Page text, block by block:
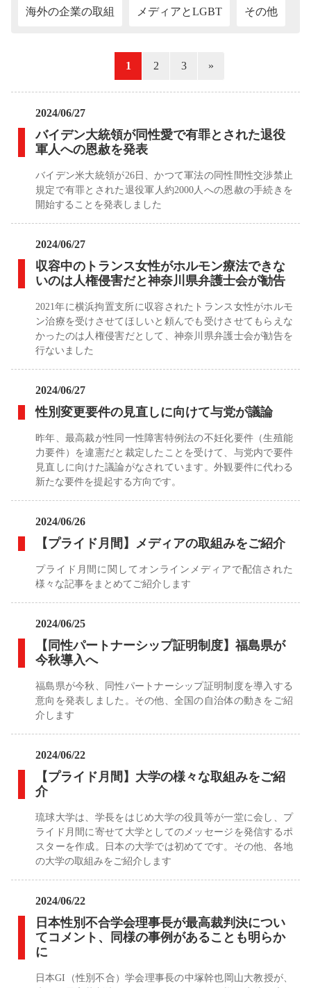
海外の企業の取組 メディアとLGBT その他
1 2 3 »
2024/06/27
バイデン大統領が同性愛で有罪とされた退役
軍人への恩赦を発表
バイデン米大統領が26日、かつて軍法の同性間性交渉禁止
規定で有罪とされた退役軍人約2000人への恩赦の手続きを
開始することを発表しました
2024/06/27
収容中のトランス女性がホルモン療法できな
いのは人権侵害だと神奈川県弁護士会が勧告
2021年に横浜拘置支所に収容されたトランス女性がホルモ
ン治療を受けさせてほしいと頼んでも受けさせてもらえな
かったのは人権侵害だとして、神奈川県弁護士会が勧告を
行ないました
2024/06/27
性別変更要件の見直しに向けて与党が議論
昨年、最高裁が性同一性障害特例法の不妊化要件（生殖能
力要件）を違憲だと裁定したことを受けて、与党内で要件
見直しに向けた議論がなされています。外観要件に代わる
新たな要件を提起する方向です。
2024/06/26
【プライド月間】メディアの取組みをご紹介
プライド月間に関してオンラインメディアで配信された
様々な記事をまとめてご紹介します
2024/06/25
【同性パートナーシップ証明制度】福島県が
今秋導入へ
福島県が今秋、同性パートナーシップ証明制度を導入する
意向を発表しました。その他、全国の自治体の動きをご紹
介します
2024/06/22
【プライド月間】大学の様々な取組みをご紹
介
琉球大学は、学長をはじめ大学の役員等が一堂に会し、プ
ライド月間に寄せて大学としてのメッセージを発信するポ
スターを作成。日本の大学では初めてです。その他、各地
の大学の取組みをご紹介します
2024/06/22
日本性別不合学会理事長が最高裁判決につい
てコメント、同様の事例があることも明らか
に
日本GI（性別不合）学会理事長の中塚幹也岡山大教授が、